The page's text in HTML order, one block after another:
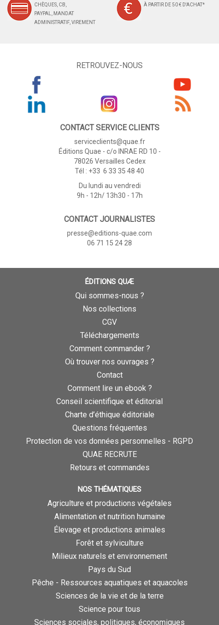
CHÈQUES, CB,
PAYPAL, MANDAT
ADMINISTRATIF, VIREMENT
À PARTIR DE 50 € D'ACHAT*
RETROUVEZ-NOUS
CONTACT SERVICE CLIENTS
serviceclients@quae.fr
Éditions Quae - c/o INRAE RD 10 -
78026 Versailles Cedex
Tél : +33 6 33 35 48 40
Du lundi au vendredi
9h - 12h/ 13h30 - 17h
CONTACT JOURNALISTES
presse@editions-quae.com
06 71 15 24 28
ÉDITIONS QUÆ
Qui sommes-nous ?
Nos collections
CGV
Téléchargements
Comment commander ?
Où trouver nos ouvrages ?
Contact
Comment lire un ebook ?
Conseil scientifique et éditorial
Charte d’éthique éditoriale
Questions fréquentes
Protection de vos données personnelles - RGPD
QUAE RECRUTE
Retours et commandes
NOS THÉMATIQUES
Agriculture et productions végétales
Alimentation et nutrition humaine
Élevage et productions animales
Forêt et sylviculture
Milieux naturels et environnement
Pays du Sud
Pêche - Ressources aquatiques et aquacoles
Sciences de la vie et de la terre
Science pour tous
Sciences sociales, politiques, économiques